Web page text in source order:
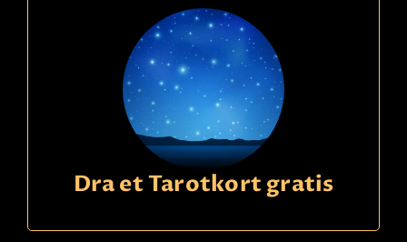
Dra et Tarotkort gratis